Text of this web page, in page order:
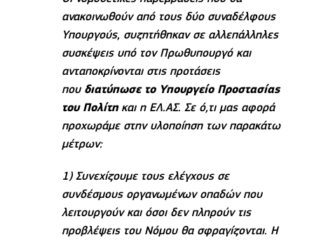
ανακοινωθούν από τους δύο συναδέλφους
Υπουργούς, συζητήθηκαν σε αλλεπάλληλες
συσκέψεις υπό τον Πρωθυπουργό και
ανταποκρίνονται στις προτάσεις
που διατύπωσε το Υπουργείο Προστασίας
του Πολίτηκαι η ΕΛ.ΑΣ. Σε ό,τι μας αφορά
προχωράμε στην υλοποίηση των παρακάτω
μέτρων:
1) Συνεχίζουμε τους ελέγχους σε
συνδέσμους οργανωμένων οπαδών που
λειτουργούν και όσοι δεν πληρούν τις
προβλέψεις του Νόμου θα σφραγίζονται. Η